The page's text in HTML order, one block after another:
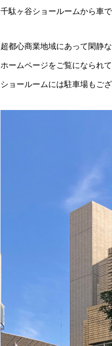
千駄ヶ谷ショールームから車
超都心商業地域にあって閑静
ホームページをご覧になられ
ショールームには駐車場もご